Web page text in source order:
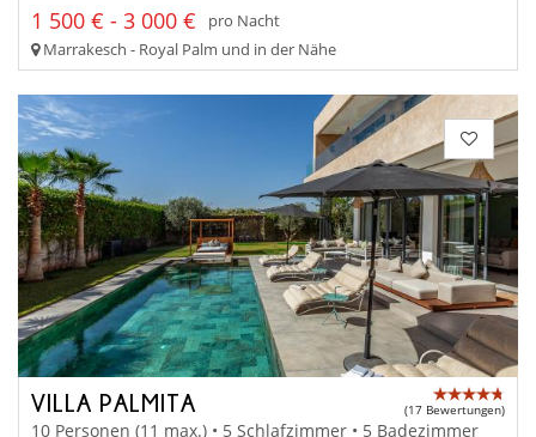
1 500 € - 3 000 €
pro Nacht
Marrakesch - Royal Palm und in der Nähe
VILLA PALMITA (17 Bewertungen)
10 Personen (11 max.) • 5 Schlafzimmer • 5 Badezimmer